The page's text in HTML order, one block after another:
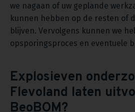
we nagaan of uw geplande
kunnen hebben op de resten of
blijven. Vervolgens kunnen we
opsporingsproces en eventuele
Explosieven
Flevoland laten
BeoBOM?